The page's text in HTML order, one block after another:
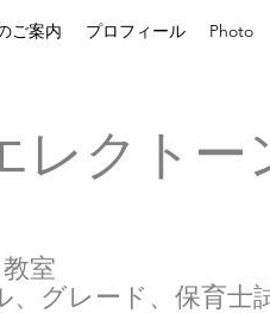
ご案内 プロフィール Photo
レクトー
教室
グレード、保育士